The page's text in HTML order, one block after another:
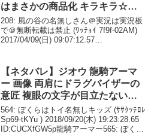
はまさかの商品化 キラキラ☆プ
リキュアアラモード 第10話 感想
まとめ
208: 風の谷の名無しさん＠実況は実況板
で＠無断転載は禁止 (ﾜｯﾁｮｲ 7f9f-02AM)
2017/04/09(日) 09:07:12.57
勝だな...
【ネタバレ】ジオウ 龍騎アーマ
ー 画像 両肩にドラグバイザーの
意匠 複眼の文字が目立たないせ
いか マスクもかなり龍騎っぽい
564: ぼくらはトイ名無しキッズ (ｻｻｸｯﾃﾛﾚ
Sp69-tKYu ) 2018/09/20(木) 19:23:28.65
ID:CUCXfGW5p龍騎アーマー565: ぼくら